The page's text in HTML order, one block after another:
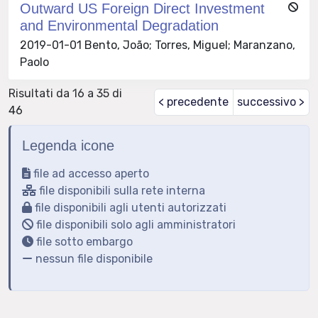
Outward US Foreign Direct Investment
and Environmental Degradation
2019-01-01 Bento, João; Torres, Miguel; Maranzano,
Paolo
Risultati da 16 a 35 di
46
< precedente successivo >
Legenda icone
file ad accesso aperto
file disponibili sulla rete interna
file disponibili agli utenti autorizzati
file disponibili solo agli amministratori
file sotto embargo
nessun file disponibile